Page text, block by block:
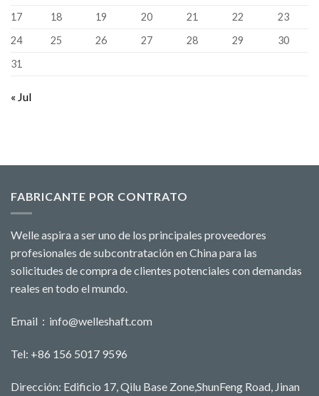
17 18 19 20 21 22
23
24
25 26 27 28 29
30
31
« Jul
FABRICANTE POR CONTRATO
Welle aspira a ser uno de los principales proveedores
profesionales de subcontratación en China para las
solicitudes de compra de clientes potenciales con demandas
reales en todo el mundo.
Email： info@welleshaft.com
Tel: +86 156 5017 9596
Dirección: Edificio 17, Qilu Base Zone,ShunFeng Road, Jinan